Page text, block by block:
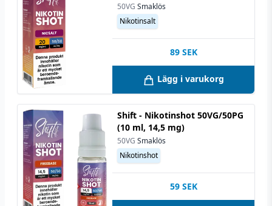
50VG Smaklös
Nikotinsalt
89 SEK
Lägg i varukorg
Shift - Nikotinshot 50VG/50PG
(10 ml, 14,5 mg)
50VG Smaklös
Nikotinshot
59 SEK